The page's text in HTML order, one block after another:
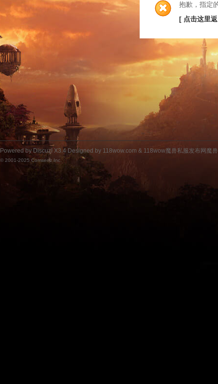
抱歉，指定
[ 点击这里
Powered by Discuz! X3.4 Designed by 118wow.com & 118wow魔兽私服发布网魔
© 2001-2025 Comsenz Inc.